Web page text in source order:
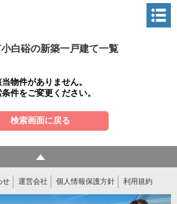
白硲の新築一戸建て一覧
物件がありません。
件をご変更ください。
検索画面に戻る
せ 運営会社 個人情報保護方針 利用規約